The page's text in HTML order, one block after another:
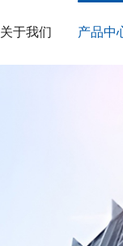
关于我们 产品中